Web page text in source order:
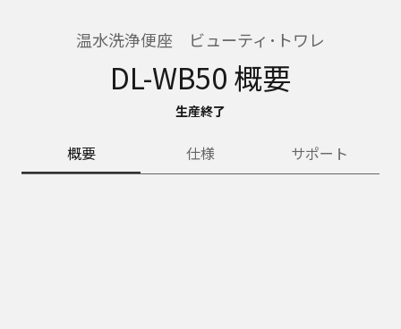
温水洗浄便座 ビューティ･トワレ
DL-WB50 概要
生産終了
概要 仕様 サポート